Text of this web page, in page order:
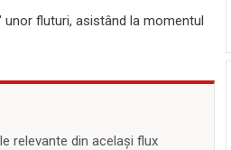
fluturi, asistând la momentul
relevante din același flux